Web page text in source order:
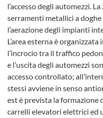
l’accesso degli automezzi.
serramenti metallici a
l’aerazione degli impianti
L’area esterna è
l’incrocio tra il traffico
e l’uscita degli automezzi
accesso controllato;
stessi avviene in senso
est è prevista la formazione
carrelli elevatori elettrici ed